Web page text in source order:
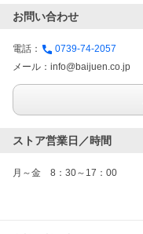
お問い合わせ
電話：
0739-74-2057
メール： info@baijuen.co.jp
ストア営業日／時間
月～金　8：30～17：00